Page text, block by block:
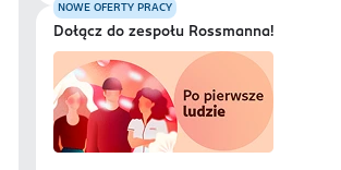
NOWE OFERTY PRACY
Dołącz do zespołu Rossmanna!